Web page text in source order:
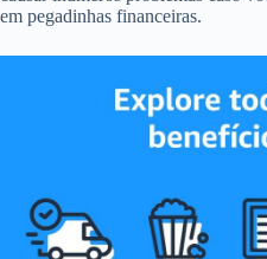
em pegadinhas financeiras.